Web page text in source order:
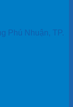
Phú Nhuận, TP.